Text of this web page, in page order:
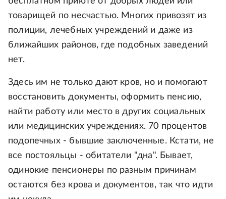
товарищей по несчастью. Многих привозят из
полиции, лечебных учреждений и даже из
ближайших районов, где подобных заведений
нет.
Здесь им не только дают кров, но и помогают
восстановить документы, оформить пенсию,
найти работу или место в других социальных
или медицинских учреждениях. 70 процентов
подопечных - бывшие заключенные. Кстати, не
все постояльцы - обитатели "дна". Бывает,
одинокие пенсионеры по разным причинам
остаются без крова и документов, так что идти